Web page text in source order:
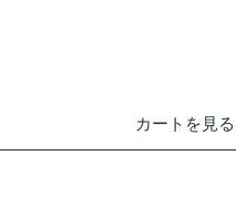
カートを見る